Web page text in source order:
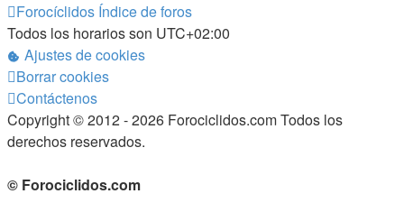
Forocíclidos Índice de foros
Todos los horarios son UTC+02:00
Ajustes de cookies
Borrar cookies
Contáctenos
Copyright © 2012 - 2026 Forociclidos.com Todos los
derechos reservados.
© Forociclidos.com